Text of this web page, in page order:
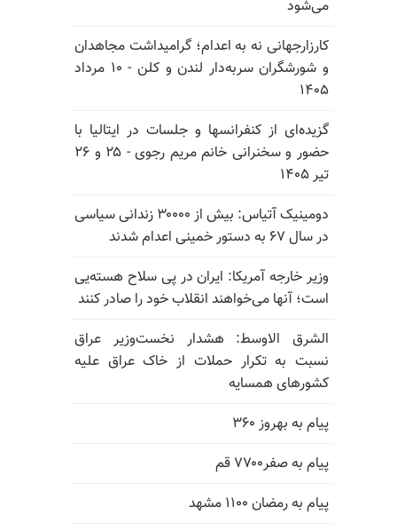
می‌شود
کارزارجهانی نه به اعدام؛ گرامیداشت مجاهدان
و شورشگران سربه‌دار لندن و کلن - ۱۰ مرداد
۱۴۰۵
گزیده‌ای از کنفرانسها و جلسات در ایتالیا با
حضور و سخنرانی خانم مریم رجوی - ۲۵ و ۲۶
تیر ۱۴۰۵
دومینیک آتیاس: بیش از ۳۰۰۰۰ زندانی سیاسی
در سال ۶۷ به دستور خمینی اعدام شدند
وزیر خارجه آمریکا: ایران در پی سلاح هسته‌یی
است؛ آنها می‌خواهند انقلاب خود را صادر کنند
الشرق الاوسط: هشدار نخست‌وزیر عراق
نسبت به تکرار حملات از خاک عراق علیه
کشورهای همسایه
پیام به بهروز ۳۶۰
پیام به صفر۷۷۰۰ قم
پیام به رمضان ۱۱۰۰ مشهد